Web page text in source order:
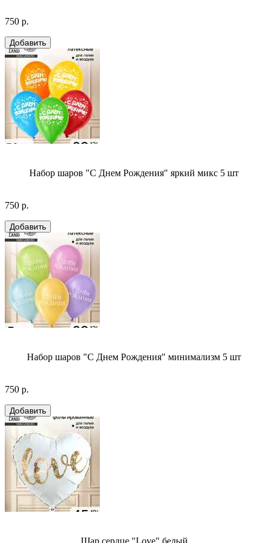
750 р.
Набор шаров "С Днем Рождения" яркий микс 5 шт
750 р.
Набор шаров "С Днем Рождения" минимализм 5 шт
750 р.
Шар сердце "Love" белый